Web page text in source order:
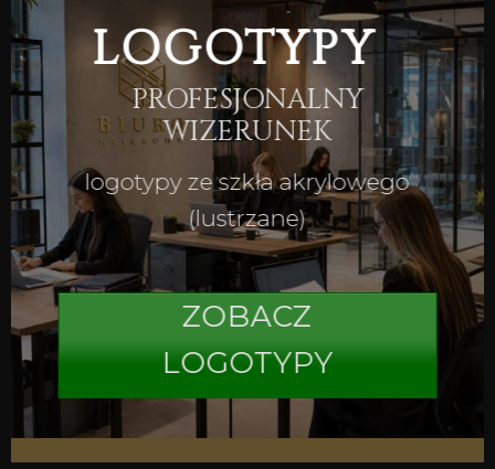
LOGOTYPY
PROFESJONALNY
WIZERUNEK
logotypy ze szkła akrylowego
(lustrzane)
ZOBACZ
LOGOTYPY